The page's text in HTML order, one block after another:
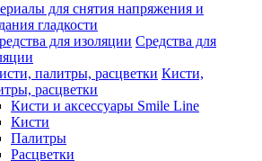
для снятия напряжения и
гладкости
Средства для
Кисти,
расцветки
Кисти и аксессуары Smile Line
Кисти
Палитры
Расцветки